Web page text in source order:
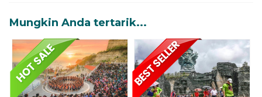
Mungkin Anda tertarik...